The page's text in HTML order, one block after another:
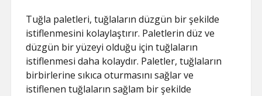
Tuğla paletleri, tuğlaların düzgün bir şekilde
istiflenmesini kolaylaştırır. Paletlerin düz ve
düzgün bir yüzeyi olduğu için tuğlaların
istiflenmesi daha kolaydır. Paletler, tuğlaların
birbirlerine sıkıca oturmasını sağlar ve
istiflenen tuğlaların sağlam bir şekilde